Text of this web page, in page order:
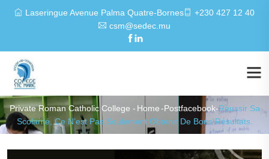
Laseringue Avenue Palma Quatre-Bornes
+230 427 12 40
csm@sedec.mu
Private Roman Catholic College - Home-Postfacebook-Réussir Sa
Scolarité, Ce N’est Pas Seulement Obtenir De Bons Résultats.